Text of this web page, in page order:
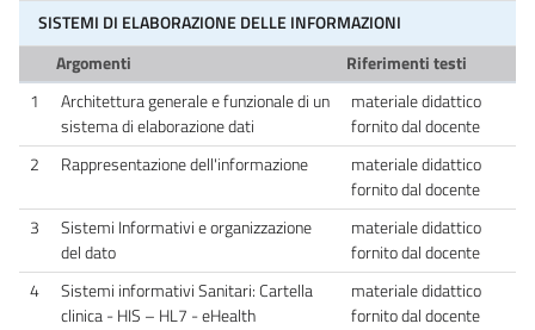
SISTEMI DI ELABORAZIONE DELLE INFORMAZIONI
Argomenti
Riferimenti testi
1
Architettura generale e funzionale di un
sistema di elaborazione dati
materiale didattico
fornito dal docente
2
Rappresentazione dell'informazione
materiale didattico
fornito dal docente
3
Sistemi Informativi e organizzazione
del dato
materiale didattico
fornito dal docente
4
Sistemi informativi Sanitari: Cartella
clinica - HIS – HL7 - eHealth
materiale didattico
fornito dal docente